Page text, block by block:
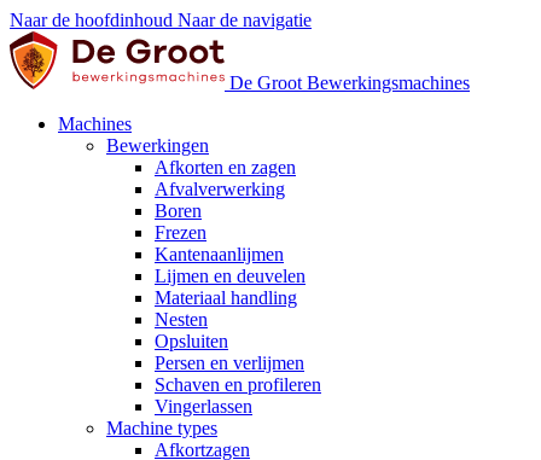
Naar de hoofdinhoud Naar de navigatie
De Groot Bewerkingsmachines
Machines
Bewerkingen
Afkorten en zagen
Afvalverwerking
Boren
Frezen
Kantenaanlijmen
Lijmen en deuvelen
Materiaal handling
Nesten
Opsluiten
Persen en verlijmen
Schaven en profileren
Vingerlassen
Machine types
Afkortzagen